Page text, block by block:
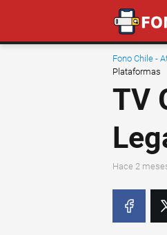
Fono Chile -
Plataformas
TV
hace 2